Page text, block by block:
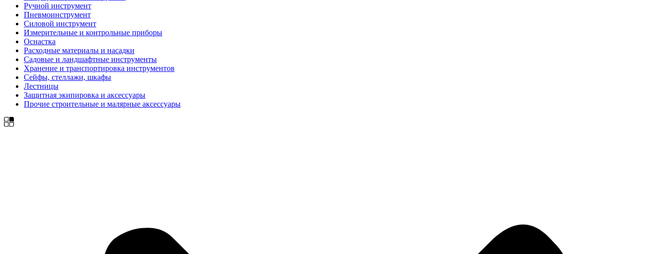
Ручной инструмент
Пневмоинструмент
Силовой инструмент
Измерительные и контрольные приборы
Оснастка
Расходные материалы и насадки
Садовые и ландшафтные инструменты
Хранение и транспортировка инструментов
Сейфы, стеллажи, шкафы
Лестницы
Защитная экипировка и аксессуары
Прочие строительные и малярные аксессуары